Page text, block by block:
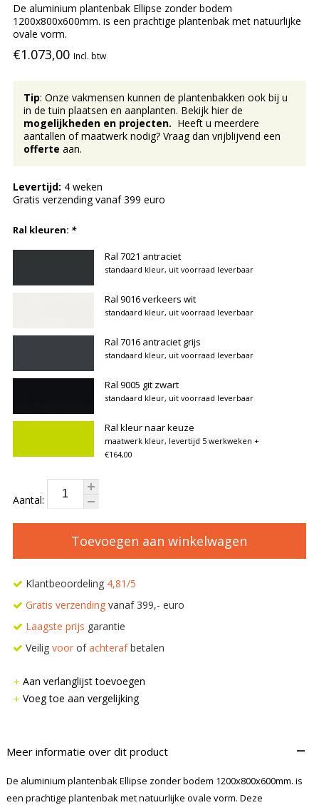
De aluminium plantenbak Ellipse zonder bodem
1200x800x600mm. is een prachtige plantenbak met natuurlijke
ovale vorm.
€1.073,00 Incl. btw
Tip: Onze vakmensen kunnen de plantenbakken ook bij u
in de tuin plaatsen en aanplanten. Bekijk hier de
mogelijkheden en projecten. Heeft u meerdere
aantallen of maatwerk nodig? Vraag dan vrijblijvend een
offerte aan.
Levertijd: 4 weken
Gratis verzending vanaf 399 euro
Ral kleuren: *
Ral 7021 antraciet
standaard kleur, uit voorraad leverbaar
Ral 9016 verkeers wit
standaard kleur, uit voorraad leverbaar
Ral 7016 antraciet grijs
standaard kleur, uit voorraad leverbaar
Ral 9005 git zwart
standaard kleur, uit voorraad leverbaar
Ral kleur naar keuze
maatwerk kleur, levertijd 5 werkweken +
€164,00
Aantal:
Toevoegen aan winkelwagen
Klantbeoordeling 4,81/5
Gratis verzendingvanaf 399,- euro
Laagste prijs garantie
Veilig voorofachterafbetalen
Aan verlanglijst toevoegen
Voeg toe aan vergelijking
Meer informatie over dit product –
De aluminium plantenbak Ellipse zonder bodem 1200x800x600mm. is
een prachtige plantenbak met natuurlijke ovale vorm. Deze